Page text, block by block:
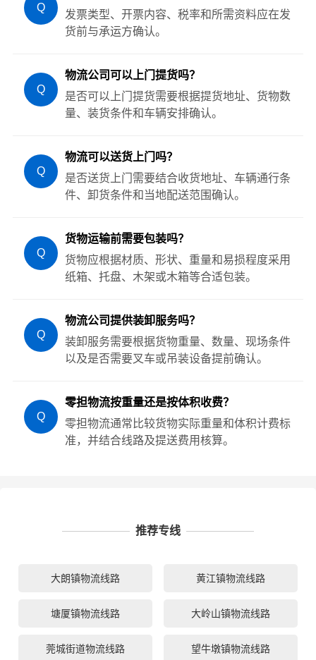
Q
发票类型、开票内容、税率和所需资料应在发
货前与承运方确认。
Q
物流公司可以上门提货吗？
是否可以上门提货需要根据提货地址、货物数
量、装货条件和车辆安排确认。
Q
物流可以送货上门吗？
是否送货上门需要结合收货地址、车辆通行条
件、卸货条件和当地配送范围确认。
Q
货物运输前需要包装吗？
货物应根据材质、形状、重量和易损程度采用
纸箱、托盘、木架或木箱等合适包装。
Q
物流公司提供装卸服务吗？
装卸服务需要根据货物重量、数量、现场条件
以及是否需要叉车或吊装设备提前确认。
Q
零担物流按重量还是按体积收费？
零担物流通常比较货物实际重量和体积计费标
准，并结合线路及提送费用核算。
推荐专线
大朗镇物流线路 黄江镇物流线路
塘厦镇物流线路 大岭山镇物流线路
莞城街道物流线路 望牛墩镇物流线路